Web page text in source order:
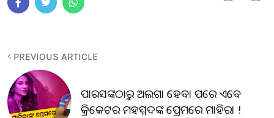
PREVIOUS ARTICLE
ପାରସଙ୍କଠାରୁ ଅଲଗା ହେବା ପରେ ଏବେ
କ୍ରିକେଟର ମହମ୍ମଦଙ୍କ ପ୍ରେମରେ ମାହିରା !